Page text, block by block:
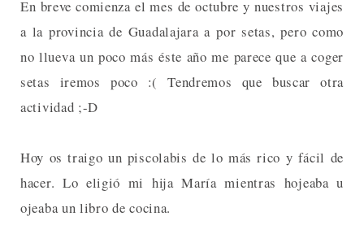
En breve comienza el mes de octubre y nuestros viajes
a la provincia de Guadalajara a por setas, pero como
no llueva un poco más éste año me parece que a coger
setas iremos poco :( Tendremos que buscar otra
actividad ;-D
Hoy os traigo un piscolabis de lo más rico y fácil de
hacer. Lo eligió mi hija María mientras hojeaba u
ojeaba un libro de cocina.